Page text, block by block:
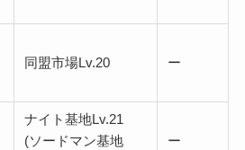
同盟市場Lv.20 ー
ナイト基地Lv.21
(ソードマン基地
ー